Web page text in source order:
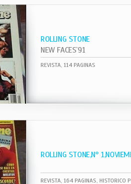
ROLLING STONE
NEW FACES`91
REVISTA, 114 PAGINAS
ROLLING STONE,Nº
REVISTA, 164 PAGINAS, HISTORICO